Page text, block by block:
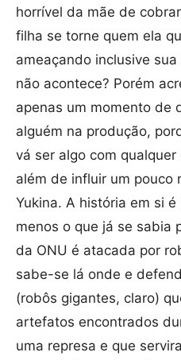
horrível da mãe de
filha se torne quem ela
ameaçando inclusive
não acontece? Porém
apenas um momento de
alguém na produção,
vá ser algo com
além de influir um pouco
Yukina. A história em si
menos o que já se sabia
da ONU é atacada por
sabe-se lá onde e
(robôs gigantes, claro)
artefatos encontrados
uma represa e que